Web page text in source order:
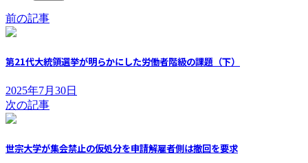
前の記事
第21代大統領選挙が明らかにした労働者階級の課題（下）
2025年7月30日
次の記事
世宗大学が集会禁止の仮処分を申請解雇者側は撤回を要求